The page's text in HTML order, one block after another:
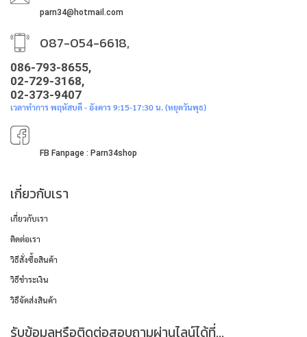
parn34@hotmail.com
087-054-6618,
086-793-8655,
02-729-3168,
02-373-9407
เวลาทำการ พฤหัสบดี - อังคาร 9:15-17:30 น. (หยุดวันพุธ)
FB Fanpage : Parn34shop
เกี่ยวกับเรา
เกี่ยวกับเรา
ติดต่อเรา
วิธีสั่งซื้อสินค้า
วิธีชำระเงิน
วิธีจัดส่งสินค้า
รับข้อมูลหรือติดต่อสอบถามผ่านไลน์ได้ที่...